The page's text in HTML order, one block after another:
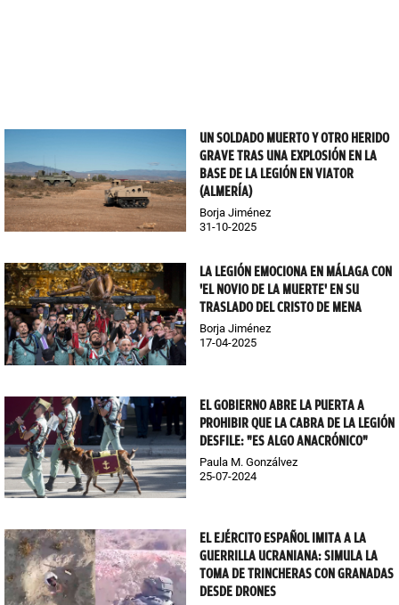
UN SOLDADO MUERTO Y OTRO HERIDO
GRAVE TRAS UNA EXPLOSIÓN EN LA
BASE DE LA LEGIÓN EN VIATOR
(ALMERÍA)
Borja Jiménez
31-10-2025
LA LEGIÓN EMOCIONA EN MÁLAGA CON
'EL NOVIO DE LA MUERTE' EN SU
TRASLADO DEL CRISTO DE MENA
Borja Jiménez
17-04-2025
EL GOBIERNO ABRE LA PUERTA A
PROHIBIR QUE LA CABRA DE LA LEGIÓN
DESFILE: "ES ALGO ANACRÓNICO"
Paula M. Gonzálvez
25-07-2024
EL EJÉRCITO ESPAÑOL IMITA A LA
GUERRILLA UCRANIANA: SIMULA LA
TOMA DE TRINCHERAS CON GRANADAS
DESDE DRONES